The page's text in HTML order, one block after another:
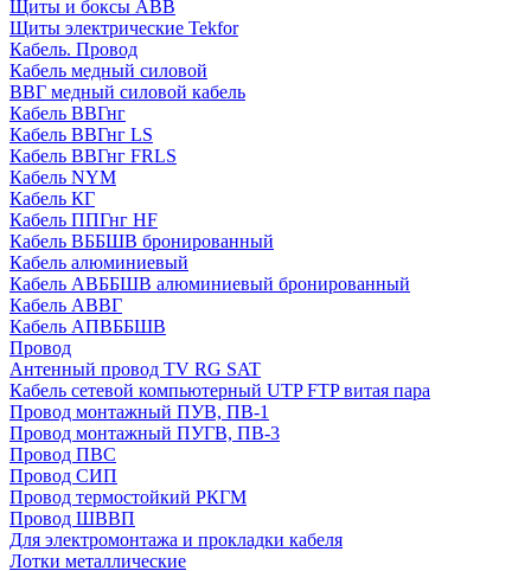
Щиты и боксы ABB
Щиты электрические Tekfor
Кабель. Провод
Кабель медный силовой
ВВГ медный силовой кабель
Кабель ВВГнг
Кабель ВВГнг LS
Кабель ВВГнг FRLS
Кабель NYM
Кабель КГ
Кабель ППГнг HF
Кабель ВББШВ бронированный
Кабель алюминиевый
Кабель АВББШВ алюминиевый бронированный
Кабель АВВГ
Кабель АПВББШВ
Провод
Антенный провод TV RG SAT
Кабель сетевой компьютерный UTP FTP витая пара
Провод монтажный ПУВ, ПВ-1
Провод монтажный ПУГВ, ПВ-3
Провод ПВС
Провод СИП
Провод термостойкий РКГМ
Провод ШВВП
Для электромонтажа и прокладки кабеля
Лотки металлические